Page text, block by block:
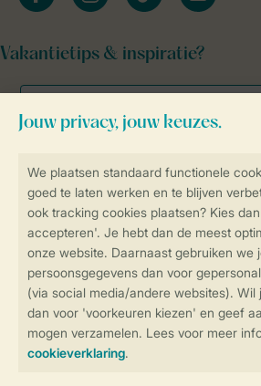
Controle over jouw
Veilig en snel online boeken
Veilige gegevensoverdracht
Veilige betaling
Vakantietips & inspiratie?